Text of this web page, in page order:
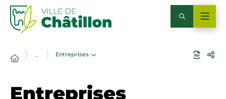
… Entreprises
Entreprises